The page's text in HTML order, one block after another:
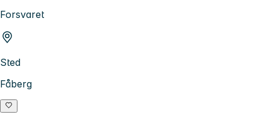
Forsvaret
Sted
Fåberg